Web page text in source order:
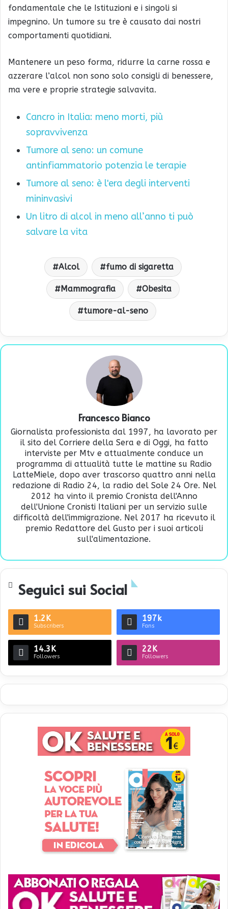
fondamentale che le Istituzioni e i singoli si
impegnino. Un tumore su tre è causato dai nostri
comportamenti quotidiani.
Mantenere un peso forma, ridurre la carne rossa e
azzerare l’alcol non sono solo consigli di benessere,
ma vere e proprie strategie salvavita.
Cancro in Italia: meno morti, più
sopravvivenza
Tumore al seno: un comune
antinfiammatorio potenzia le terapie
Tumore al seno: è l'era degli interventi
mininvasivi
Un litro di alcol in meno all’anno ti può
salvare la vita
Alcol fumo di sigaretta
Mammografia Obesita
tumore-al-seno
Francesco Bianco
Giornalista professionista dal 1997, ha lavorato per
il sito del Corriere della Sera e di Oggi, ha fatto
interviste per Mtv e attualmente conduce un
programma di attualità tutte le mattine su Radio
LatteMiele, dopo aver trascorso quattro anni nella
redazione di Radio 24, la radio del Sole 24 Ore. Nel
2012 ha vinto il premio Cronista dell'Anno
dell'Unione Cronisti Italiani per un servizio sulle
difficoltà dell'immigrazione. Nel 2017 ha ricevuto il
premio Redattore del Gusto per i suoi articoli
sull'alimentazione.
Seguici sui Social
1.2K
Subscribers
197k
Fans
14.3K
Followers
22K
Followers